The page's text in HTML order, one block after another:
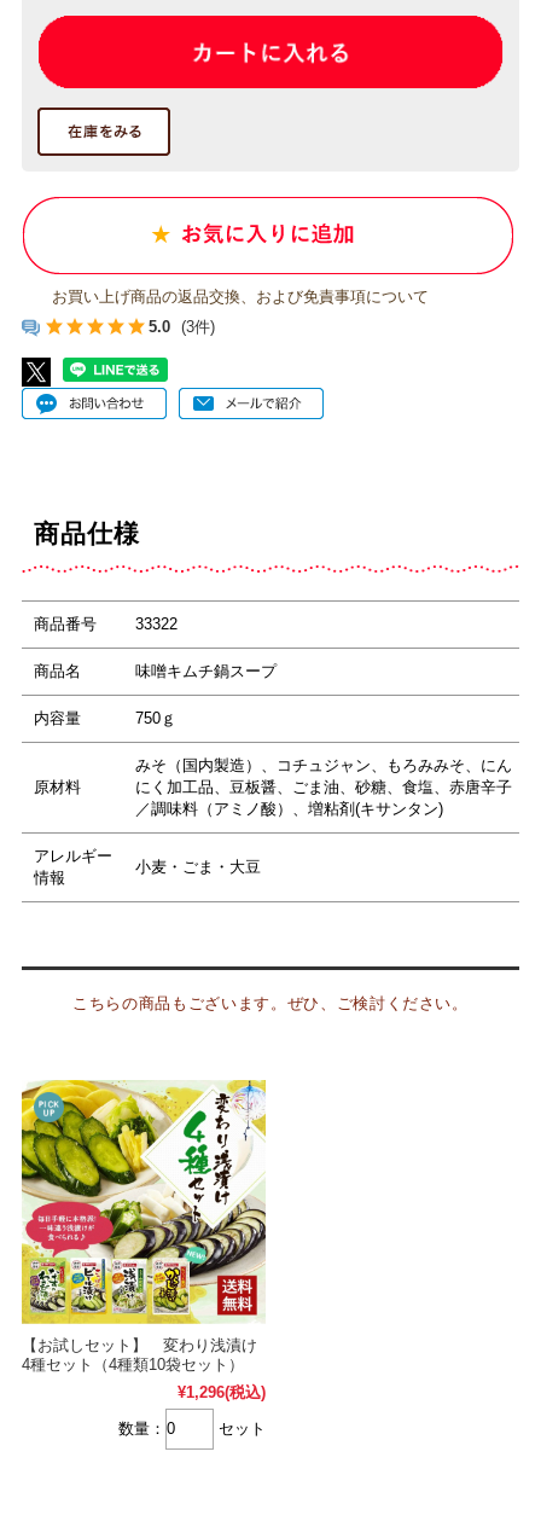
お買い上げ商品の返品交換、および免責事項について
5.0
(3件)
商品仕様
商品番号 33322
商品名 味噌キムチ鍋スープ
内容量 750ｇ
原材料
みそ（国内製造）、コチュジャン、もろみみそ、にん
にく加工品、豆板醤、ごま油、砂糖、食塩、赤唐辛子
／調味料（アミノ酸）、増粘剤(キサンタン)
アレルギー
情報
小麦・ごま・大豆
こちらの商品もございます。ぜひ、ご検討ください。
【お試しセット】 変わり浅漬け
4種セット（4種類10袋セット）
¥1,296(税込)
数量：
セット